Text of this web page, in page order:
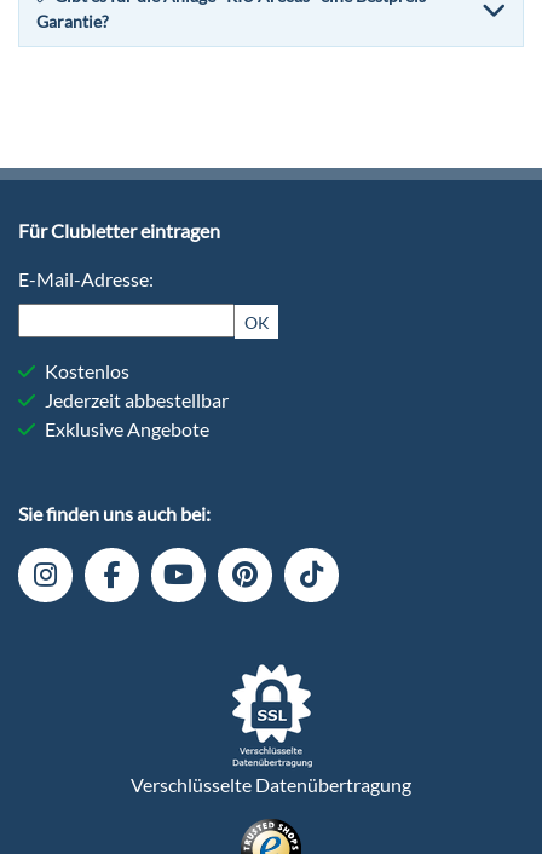
Garantie?
Sie finden uns auch bei:
Verschlüsselte Datenübertragung
Für Clubletter eintragen
E-Mail-Adresse:
OK
Kostenlos
Jederzeit abbestellbar
Exklusive Angebote